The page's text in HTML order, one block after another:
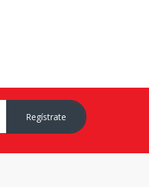
Regístrate